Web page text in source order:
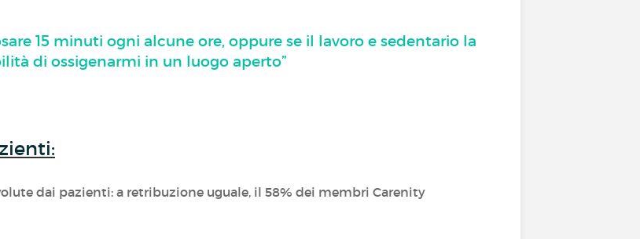
15 minuti ogni alcune ore, oppure se il lavoro e sedentario la
di ossigenarmi in un luogo aperto”
dai pazienti: a retribuzione uguale, il 58% dei membri Carenity